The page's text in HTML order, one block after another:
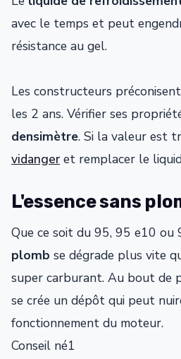
avec le temps et peut
résistance au gel.
Les constructeurs
les 2 ans. Vérifier ses
densimètre. Si la valeur est
vidanger et remplacer le
L'essence sans
Que ce soit du 95, 95 e10 ou
plomb se dégrade plus vite
super carburant. Au bout de
se crée un dépôt qui peut
fonctionnement du moteur.
Conseil né1